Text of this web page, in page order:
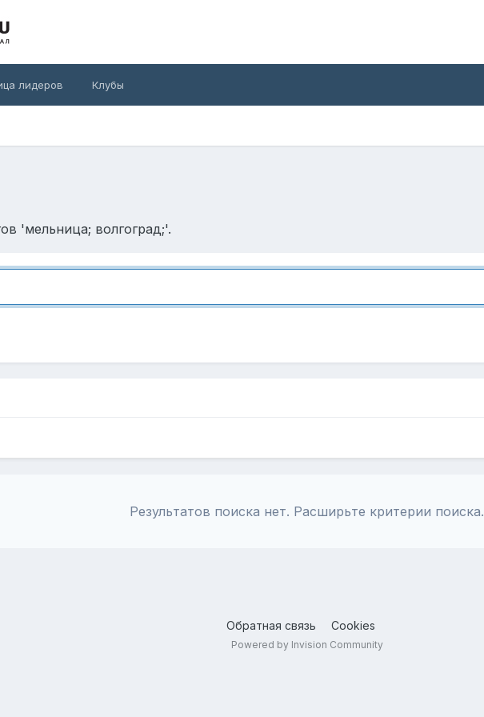
лидеров Клубы
'мельница; волгоград;'.
Результатов поиска нет. Расширьте критерии поиска.
Обратная связь Cookies
Powered by Invision Community